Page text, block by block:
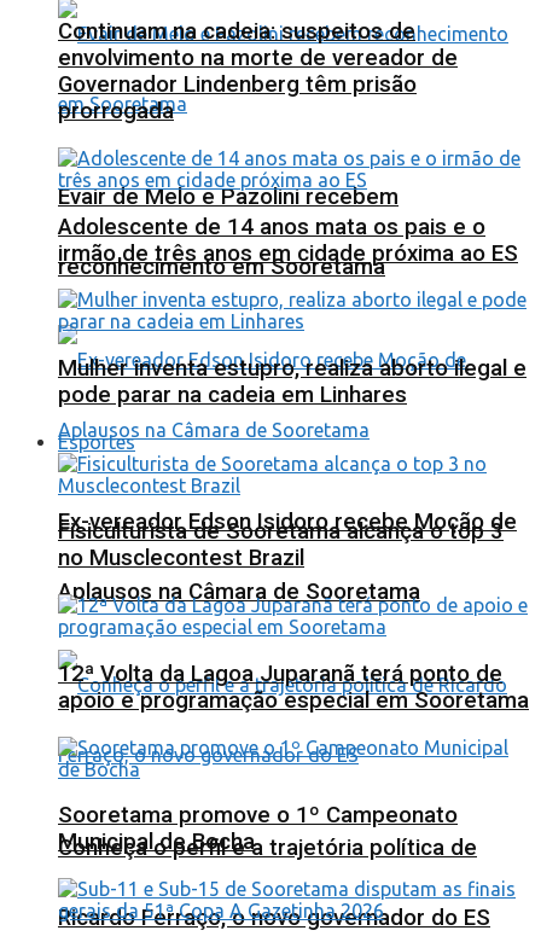
Evair de Melo e Pazolini recebem
reconhecimento em Sooretama
Ex-vereador Edson Isidoro recebe Moção de
Aplausos na Câmara de Sooretama
Conheça o perfil e a trajetória política de
Ricardo Ferraço, o novo governador do ES
Continuam na cadeia: suspeitos de
envolvimento na morte de vereador de
Governador Lindenberg têm prisão
prorrogada
Adolescente de 14 anos mata os pais e o
irmão de três anos em cidade próxima ao ES
Mulher inventa estupro, realiza aborto ilegal e
pode parar na cadeia em Linhares
Esportes
Fisiculturista de Sooretama alcança o top 3
no Musclecontest Brazil
12ª Volta da Lagoa Juparanã terá ponto de
apoio e programação especial em Sooretama
Sooretama promove o 1º Campeonato
Municipal de Bocha